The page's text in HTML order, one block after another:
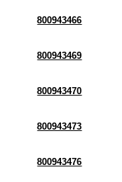
800943466
800943469
800943470
800943473
800943476